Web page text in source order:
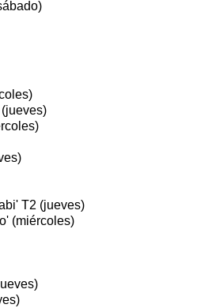
T2 (jueves)
(miércoles)